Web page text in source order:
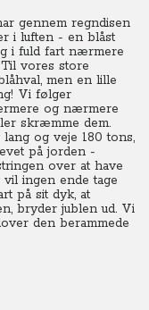
gennem regndisen
i luften - en blåst
i fuld fart nærmere
vores store
men en lille
Vi følger
og nærmere
skræmme dem.
og veje 180 tons,
på jorden -
over at have
ingen ende tage
på sit dyk, at
bryder jublen ud. Vi
den berammede